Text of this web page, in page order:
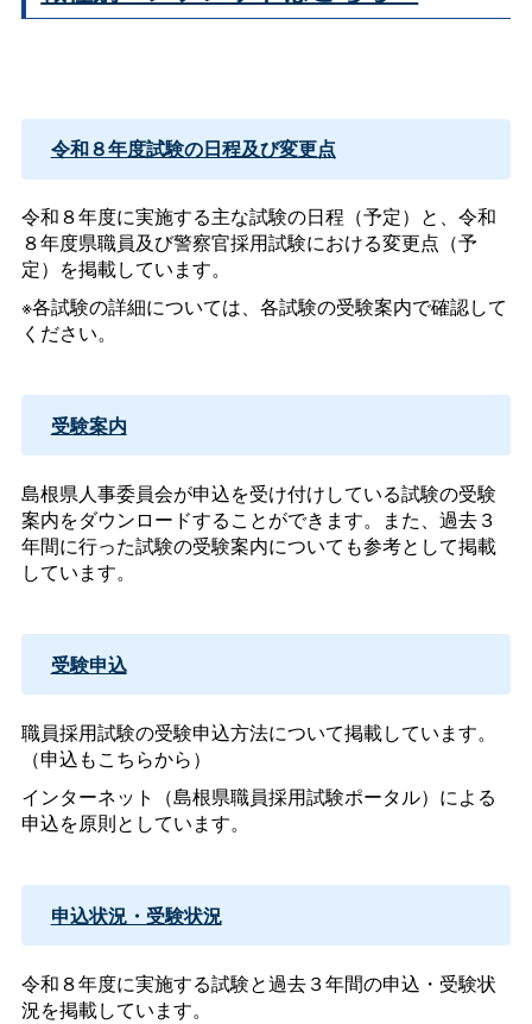
令和８年度試験の日程及び変更点
令和８年度に実施する主な試験の日程（予定）と、令和
８年度県職員及び警察官採用試験における変更点（予
定）を掲載しています。
※各試験の詳細については、各試験の受験案内で確認して
ください。
受験案内
島根県人事委員会が申込を受け付けしている試験の受験
案内をダウンロードすることができます。また、過去３
年間に行った試験の受験案内についても参考として掲載
しています。
受験申込
職員採用試験の受験申込方法について掲載しています。
（申込もこちらから）
インターネット（島根県職員採用試験ポータル）による
申込を原則としています。
申込状況・受験状況
令和８年度に実施する試験と過去３年間の申込・受験状
況を掲載しています。